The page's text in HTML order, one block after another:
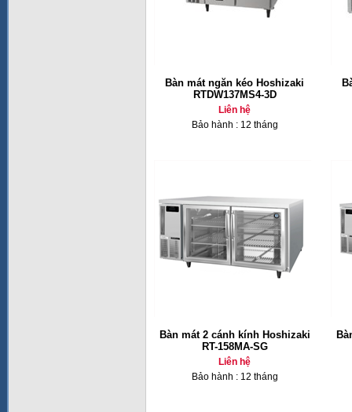
Bàn mát ngăn kéo Hoshizaki
RTDW137MS4-3D
Liên hệ
Bảo hành : 12 tháng
Bàn mát 2 cánh kính Hoshizaki
RT-158MA-SG
Liên hệ
Bảo hành : 12 tháng